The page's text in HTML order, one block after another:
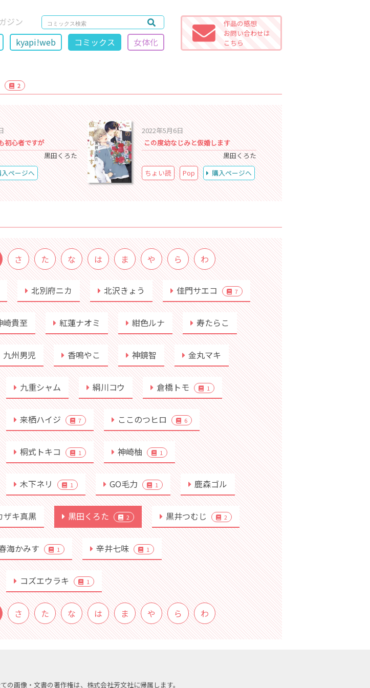
ジン
kyapi!web コミックス 女体化
作品の感想
お問い合わせは
こちら
2
初心者ですが
黒田くろた
入ページへ
2022年5月6日
この度幼なじみと仮婚します
黒田くろた
ちょい読
Pop 購入ページへ
さ た な は ま や ら わ
北別府ニカ 北沢きょう 佳門サエコ 7
崎貴至 紅蓮ナオミ 紺色ルナ 寿たらこ
九州男児 香鳴やこ 神鏡智 金丸マキ
九重シャム 絹川コウ 倉橋トモ 1
来栖ハイジ 7 ここのつヒロ 6
桐式トキコ 1 神崎柚 1
木下ネリ 1 GO毛力 1 鹿森ゴル
ザキ真黒 黒田くろた 2 黒井つむじ 2
海かみす 1 辛井七味 1
コズエウラキ 1
さ た な は ま や ら わ
の画像・文書の著作権は、株式会社芳文社に帰属します。